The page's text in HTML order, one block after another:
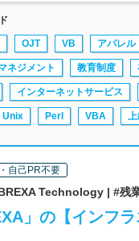
OJT VB アパレル
ネジメント 教育制度
インターネットサービス
Unix Perl VBA 上
自己PR不要
Technology | #残
」の【インフ